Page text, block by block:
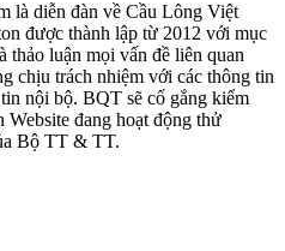
là diễn đàn về Cầu Lông Việt
được thành lập từ 2012 với mục
thảo luận mọi vấn đề liên quan
chịu trách nhiệm với các thông tin
nội bộ. BQT sẽ cố gắng kiểm
Website đang hoạt động thử
Bộ TT & TT.